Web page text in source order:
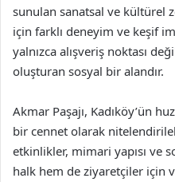
sunulan sanatsal ve kültürel
için farklı deneyim ve keşif
yalnızca alışveriş noktası
oluşturan sosyal bir alandır.
Akmar Paşajı, Kadıköy’ün
bir cennet olarak
etkinlikler, mimari yapısı ve
halk hem de ziyaretçiler için